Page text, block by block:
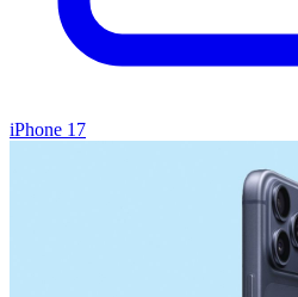
iPhone 17